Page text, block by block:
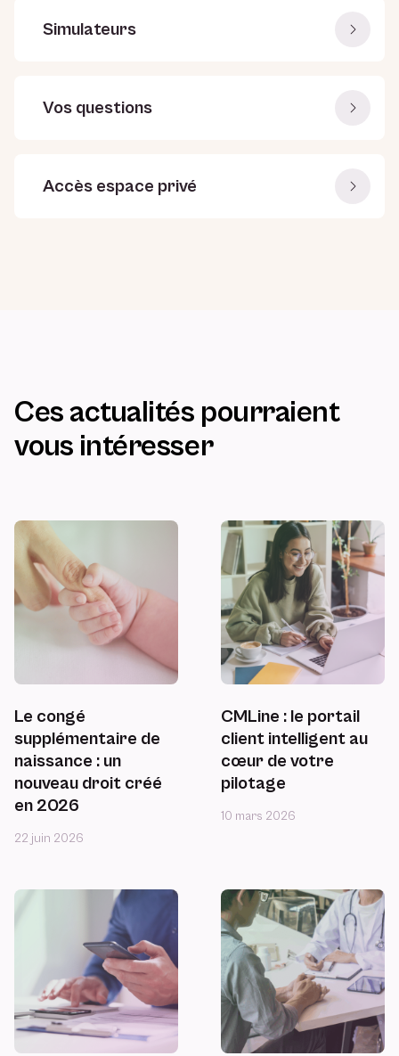
Simulateurs
Vos questions
Accès espace privé
Ces actualités pourraient
vous intéresser
Le congé
supplémentaire de
naissance : un
nouveau droit créé
en 2026
22 juin 2026
CMLine : le portail
client intelligent au
cœur de votre
pilotage
10 mars 2026